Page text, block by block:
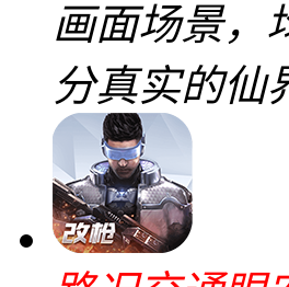
画面场景，
分真实的仙